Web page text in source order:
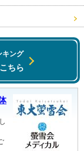
キング
ちら